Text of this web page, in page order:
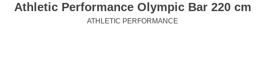
Athletic Performance Olympic Bar 220 cm
ATHLETIC PERFORMANCE